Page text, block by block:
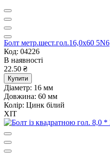
Болт метр.шест.гол.16,0х60 5N6
Код: 04226
В наявності
22.50 ₴
Купити
Діаметр: 16 мм
Довжина: 60 мм
Колір: Цинк білий
ХІТ